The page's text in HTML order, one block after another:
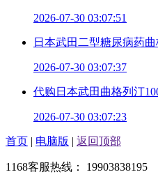
2026-07-30 03:07:51
日本武田二型糖尿病药
2026-07-30 03:07:37
代购日本武田曲格列汀
2026-07-30 03:07:23
首页 | 电脑版 | 返回顶部
1168客服热线： 19903838195